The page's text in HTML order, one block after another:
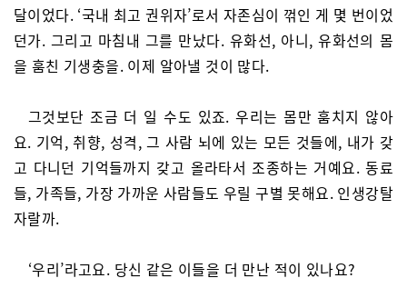
달이었다. ‘국내 최고 권위자’로서 자존심이 꺾인 게 몇 번이었
던가. 그리고 마침내 그를 만났다. 유화선, 아니, 유화선의 몸
을 훔친 기생충을. 이제 알아낼 것이 많다.
그것보단 조금 더 일 수도 있죠. 우리는 몸만 훔치지 않아
요. 기억, 취향, 성격, 그 사람 뇌에 있는 모든 것들에, 내가 갖
고 다니던 기억들까지 갖고 올라타서 조종하는 거예요. 동료
들, 가족들, 가장 가까운 사람들도 우릴 구별 못해요. 인생강탈
자랄까.
‘우리’라고요. 당신 같은 이들을 더 만난 적이 있나요?